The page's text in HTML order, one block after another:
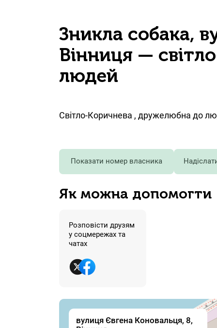
Зникла собака,
Вінниця —
людей
Світло-Коричнева , дружелюбна до
Показати номер власника
Як можна допомогти
Розповісти друзям
у соцмережах та
чатах
вулиця Євгена Коновальця, 8,